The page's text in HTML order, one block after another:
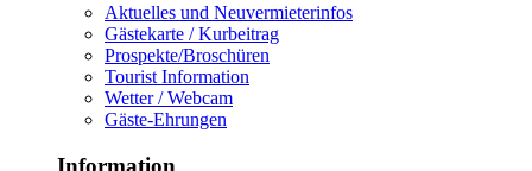
Aktuelles und Neuvermieterinfos
Gästekarte / Kurbeitrag
Prospekte/Broschüren
Tourist Information
Wetter / Webcam
Gäste-Ehrungen
Information